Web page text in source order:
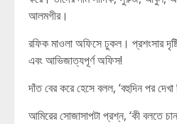
আলমগীর।
রফিক মাওলা অফিসে ঢুকল। প্রশংসার
এবং আভিজাত্যপূর্ণ অফিস!
দাঁত বের করে হেসে বলল, ‘বহুদিন পর দেখা
আমিরের সোজাসাপটা প্রশ্ন, ‘কী বলতে